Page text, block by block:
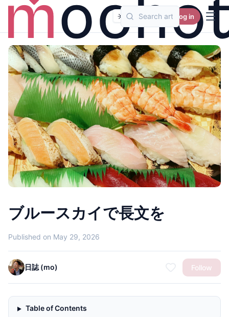
Log in
ブルースカイで長文を
Published on May 29, 2026
日誌 (mo) Follow
Table of Contents